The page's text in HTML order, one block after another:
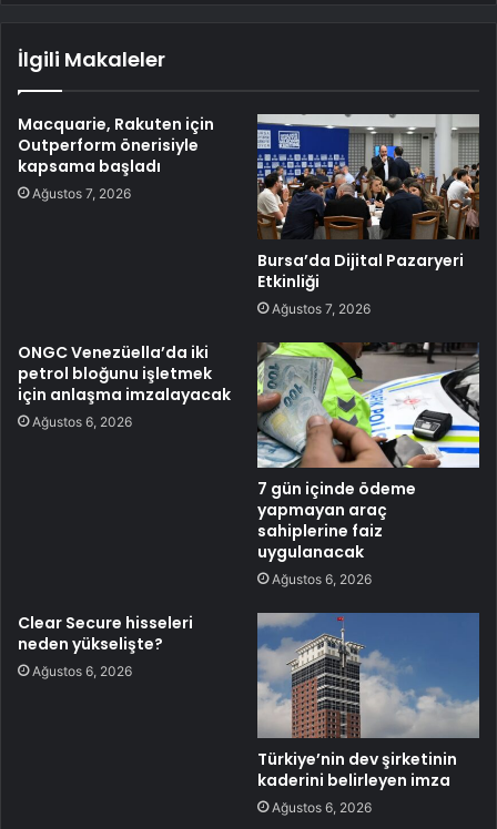
İlgili Makaleler
Macquarie, Rakuten için
Outperform önerisiyle
kapsama başladı
Ağustos 7, 2026
Bursa’da Dijital Pazaryeri
Etkinliği
Ağustos 7, 2026
ONGC Venezüella’da iki
petrol bloğunu işletmek
için anlaşma imzalayacak
Ağustos 6, 2026
7 gün içinde ödeme
yapmayan araç
sahiplerine faiz
uygulanacak
Ağustos 6, 2026
Clear Secure hisseleri
neden yükselişte?
Ağustos 6, 2026
Türkiye’nin dev şirketinin
kaderini belirleyen imza
Ağustos 6, 2026